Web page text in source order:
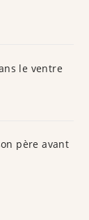
le ventre
père avant